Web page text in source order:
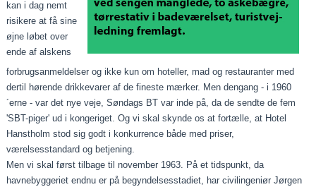
kan i dag nemt
risikere at få sine
øjne løbet over
ende af alskens
forbrugsanmeldelser og ikke kun om hoteller, mad og restauranter med
dertil hørende drikkevarer af de fineste mærker. Men dengang - i 1960
´erne - var det nye veje, Søndags BT var inde på, da de sendte de fem
'SBT-piger' ud i kongeriget. Og vi skal skynde os at fortælle, at Hotel
Hanstholm stod sig godt i konkurrence både med priser,
værelsesstandard og betjening.
Men vi skal først tilbage til november 1963. På et tidspunkt, da
havnebyggeriet endnu er på begyndelsesstadiet, har civilingeniør Jørgen